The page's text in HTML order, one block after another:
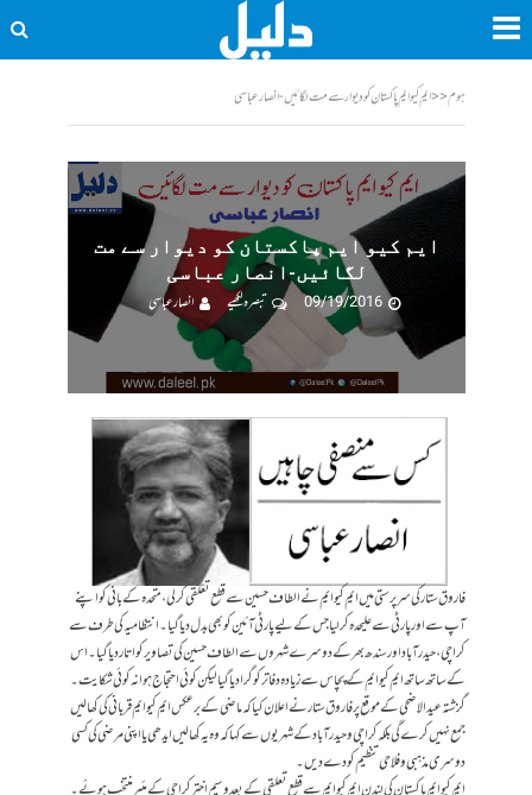
ہوم<<ایم کیو ایم پاکستان کو دیوار سے مت لگائیں-انصار عباسی
ایم کیو ایم پاکستان کو دیوار سے مت
لگائیں-انصار عباسی
09/19/2016
تبصرہ لکھیے انصار عباسی
فاروق ستار کی سرپرستی میں ایم کیو ایم نے الطاف حسین سے قطع تعلقی کر لی، متحدہ کے بانی کو اپنے
آپ سے اور پارٹی سے علیحدہ کر لیا جس کے لیے پارٹی آئین کو بھی بدل دیا گیا ۔ انتظامیہ کی طرف سے
کراچی، حیدرآباد اور سندھ بھر کے دوسرے شہروں سے الطاف حسین کی تصاویر کو اتار دیا گیا۔ اس
کے ساتھ ساتھ ایم کیو ایم کے پچاس سے زیادہ دفاتر کو گرا دیا گیالیکن کوئی احتجاج ہوا نہ کوئی شکایت۔
گزشتہ عید الاضحی کے موقع پر فاروق ستار نے اعلان کیا کہ ماضی کے برعکس ایم کیو ایم قربانی کی کھالیں
جمع نہیں کرے گی بلکہ کراچی و حیدرآباد کے شہریوں سے کہا کہ وہ یہ کھالیں ایدھی یا اپنی مرضی کی کسی
دوسری مذہبی و فلاحی تنظیم کو دے دیں۔